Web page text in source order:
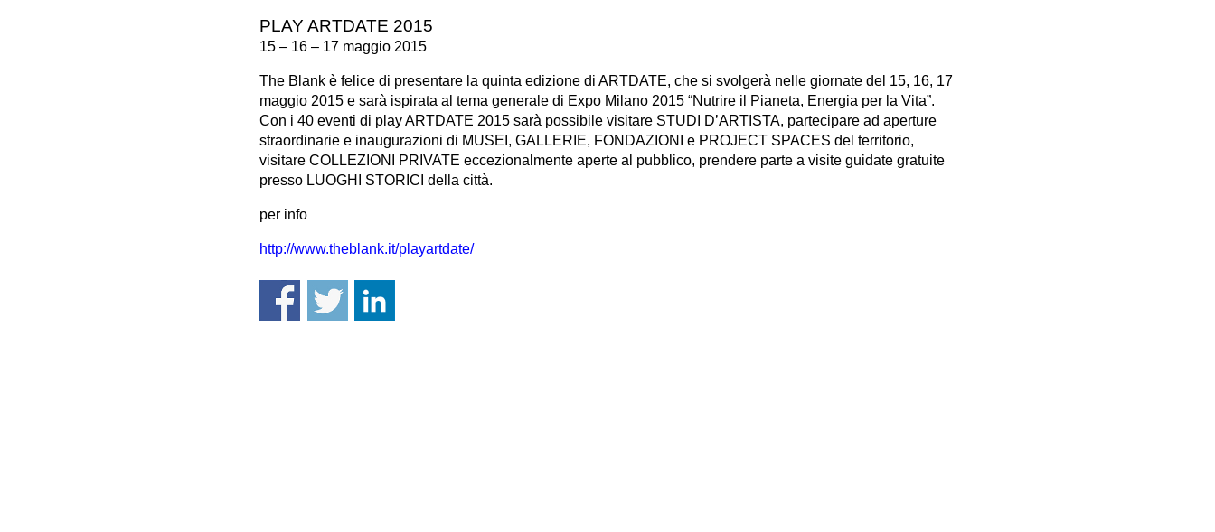
PLAY ARTDATE 2015
15 – 16 – 17 maggio 2015
The Blank è felice di presentare la quinta edizione di ARTDATE, che si svolgerà nelle giornate del 15, 16, 17
maggio 2015 e sarà ispirata al tema generale di Expo Milano 2015 “Nutrire il Pianeta, Energia per la Vita”.
Con i 40 eventi di play ARTDATE 2015 sarà possibile visitare STUDI D’ARTISTA, partecipare ad aperture
straordinarie e inaugurazioni di MUSEI, GALLERIE, FONDAZIONI e PROJECT SPACES del territorio,
visitare COLLEZIONI PRIVATE eccezionalmente aperte al pubblico, prendere parte a visite guidate gratuite
presso LUOGHI STORICI della città.
per info
http://www.theblank.it/playartdate/